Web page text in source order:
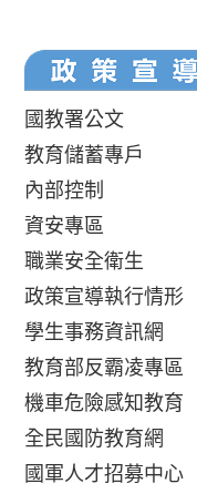
國教署公文
教育儲蓄專戶
內部控制
資安專區
職業安全衛生
政策宣導執行情形
學生事務資訊網
教育部反霸凌專區
機車危險感知教育
全民國防教育網
國軍人才招募中心